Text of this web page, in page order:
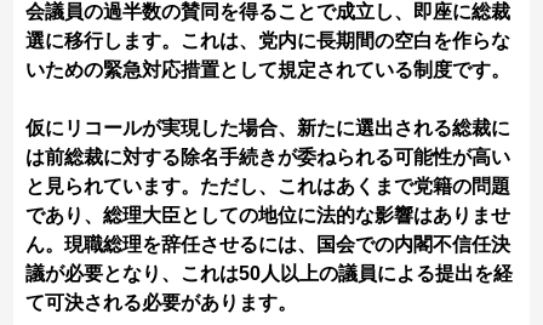
会議員の過半数の賛同を得ることで成立し、即座に総裁
選に移行します。これは、党内に長期間の空白を作らな
いための緊急対応措置として規定されている制度です。
仮にリコールが実現した場合、新たに選出される総裁に
は前総裁に対する除名手続きが委ねられる可能性が高い
と見られています。ただし、これはあくまで党籍の問題
であり、総理大臣としての地位に法的な影響はありませ
ん。現職総理を辞任させるには、国会での内閣不信任決
議が必要となり、これは50人以上の議員による提出を経
て可決される必要があります。